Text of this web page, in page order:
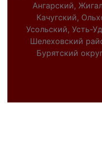
Ангарский,
Качугский,
Усольский, Усть-
Шелеховский
Бурятский